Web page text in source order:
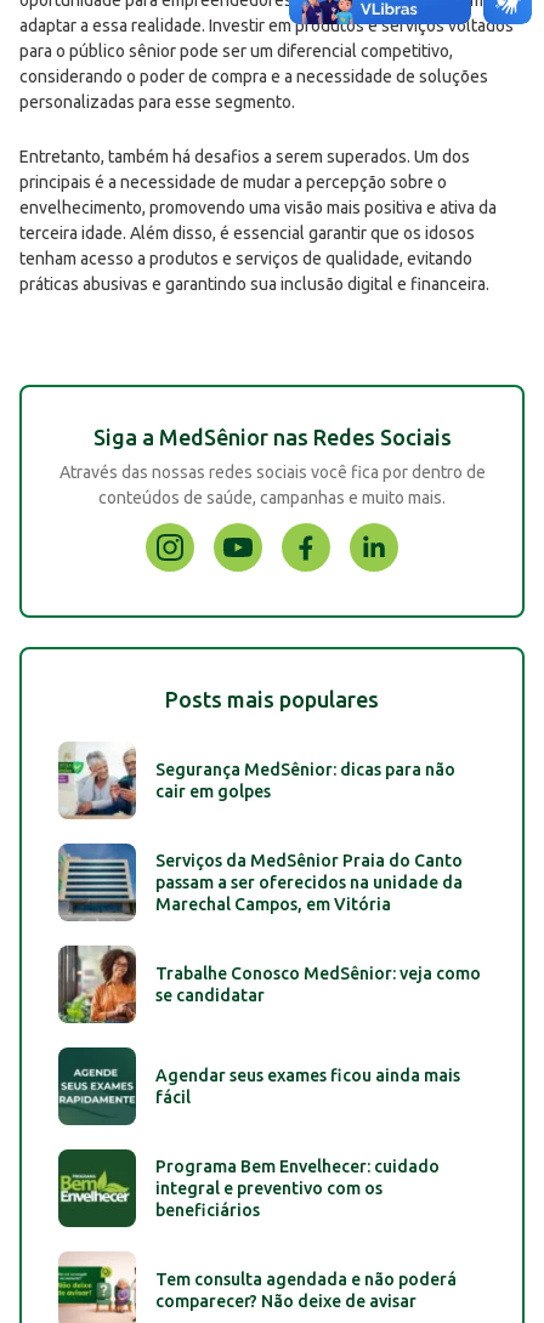
adaptar a essa realidade. Investir em produtos e serviços voltados
para o público sênior pode ser um diferencial competitivo,
considerando o poder de compra e a necessidade de soluções
personalizadas para esse segmento.
Entretanto, também há desafios a serem superados. Um dos
principais é a necessidade de mudar a percepção sobre o
envelhecimento, promovendo uma visão mais positiva e ativa da
terceira idade. Além disso, é essencial garantir que os idosos
tenham acesso a produtos e serviços de qualidade, evitando
práticas abusivas e garantindo sua inclusão digital e financeira.
Siga a MedSênior nas Redes Sociais
Através das nossas redes sociais você fica por dentro de
conteúdos de saúde, campanhas e muito mais.
Posts mais populares
Segurança MedSênior: dicas para não
cair em golpes
Serviços da MedSênior Praia do Canto
passam a ser oferecidos na unidade da
Marechal Campos, em Vitória
Trabalhe Conosco MedSênior: veja como
se candidatar
Agendar seus exames ficou ainda mais
fácil
Programa Bem Envelhecer: cuidado
integral e preventivo com os
beneficiários
Tem consulta agendada e não poderá
comparecer? Não deixe de avisar